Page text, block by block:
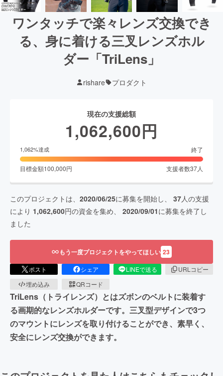
ワンタッチで楽々レンズ交換でき
る、身に着ける三叉レンズホル
ダー「TriLens」
rishare プロダクト
現在の支援総額
1,062,600円
1,062%達成 終了
目標金額100,000円 支援者数37人
このプロジェクトは、 2020/06/25に募集を開始し、 37人の支援
により 1,062,600円の資金を集め、 2020/09/01に募集を終了し
ました
もう一度プロジェクトをやってほしい 23
ポスト シェア LINEで送る
URLコピー
埋め込み
QRコード
TriLens（トライレンズ）とはズボンのベルトに装着す
る画期的なレンズホルダーです。三叉型デザインで3つ
のマウントにレンズを取り付けることができ、素早く、
安全にレンズ交換ができます。